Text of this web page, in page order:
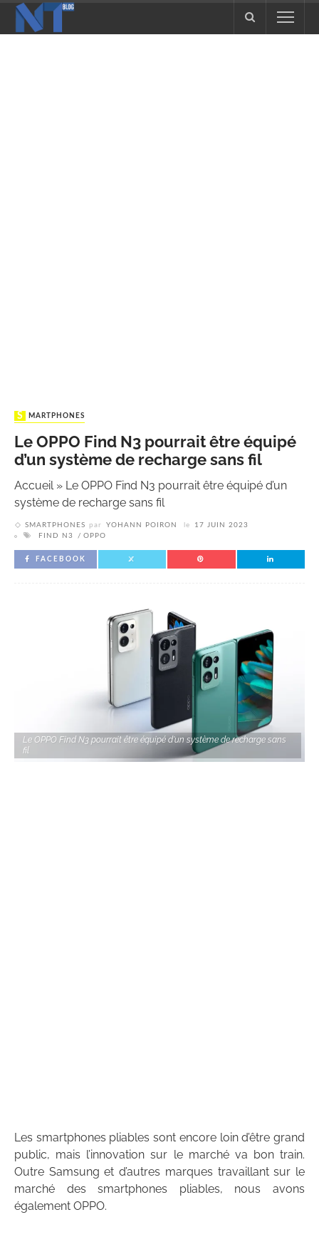
SMARTPHONES
Le OPPO Find N3 pourrait être équipé
d’un système de recharge sans fil
Accueil» Le OPPO Find N3 pourrait être équipé d’un
système de recharge sans fil
SMARTPHONES par YOHANN POIRON le
17 JUIN 2023
FIND N3
OPPO
FACEBOOK
Le OPPO Find N3 pourrait être équipé d'un système de recharge sans
fil
Les smartphones pliables sont encore loin d’être grand
public, mais l’innovation sur le marché va bon train.
Outre Samsung et d’autres marques travaillant sur le
marché des smartphones pliables, nous avons
également OPPO.